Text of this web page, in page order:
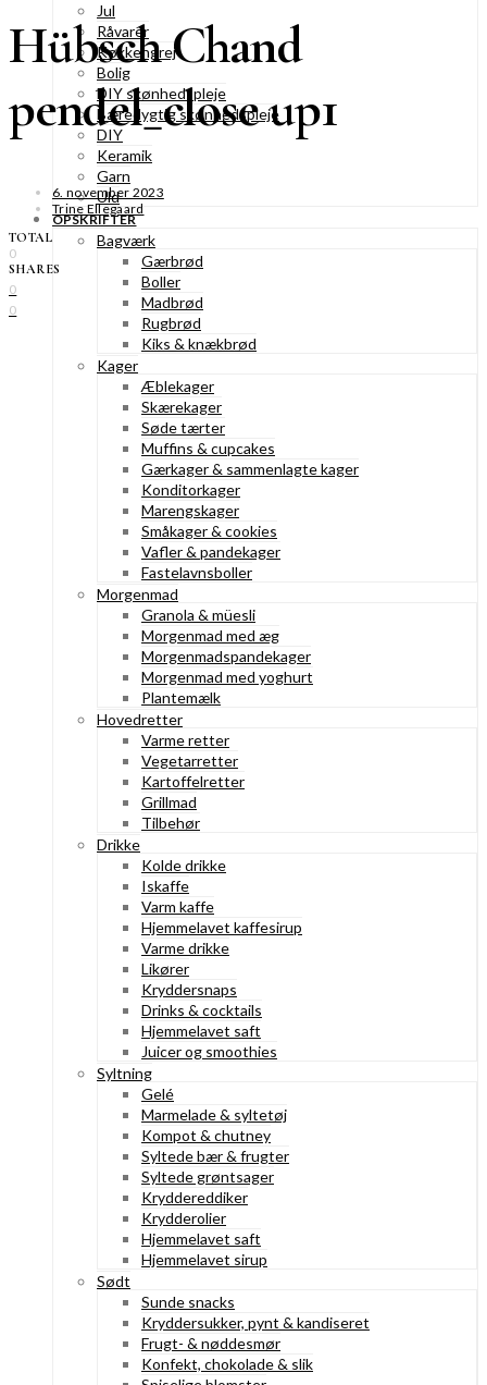
Jul
Råvarer
Køkkengrej
Bolig
DIY skønhedspleje
Bæredygtig skønhedspleje
DIY
Keramik
Garn
Uld
OPSKRIFTER
Bagværk
Gærbrød
Boller
Madbrød
Rugbrød
Kiks & knækbrød
Kager
Æblekager
Skærekager
Søde tærter
Muffins & cupcakes
Gærkager & sammenlagte kager
Konditorkager
Marengskager
Småkager & cookies
Vafler & pandekager
Fastelavnsboller
Morgenmad
Granola & müesli
Morgenmad med æg
Morgenmadspandekager
Morgenmad med yoghurt
Plantemælk
Hovedretter
Varme retter
Vegetarretter
Kartoffelretter
Grillmad
Tilbehør
Drikke
Kolde drikke
Iskaffe
Varm kaffe
Hjemmelavet kaffesirup
Varme drikke
Likører
Kryddersnaps
Drinks & cocktails
Hjemmelavet saft
Juicer og smoothies
Syltning
Gelé
Marmelade & syltetøj
Kompot & chutney
Syltede bær & frugter
Syltede grøntsager
Kryddereddiker
Krydderolier
Hjemmelavet saft
Hjemmelavet sirup
Sødt
Sunde snacks
Kryddersukker, pynt & kandiseret
Frugt- & nøddesmør
Konfekt, chokolade & slik
Hübsch Chand
pendel_close up1
6. november 2023
Trine Ellegaard
TOTAL
0
SHARES
0
0